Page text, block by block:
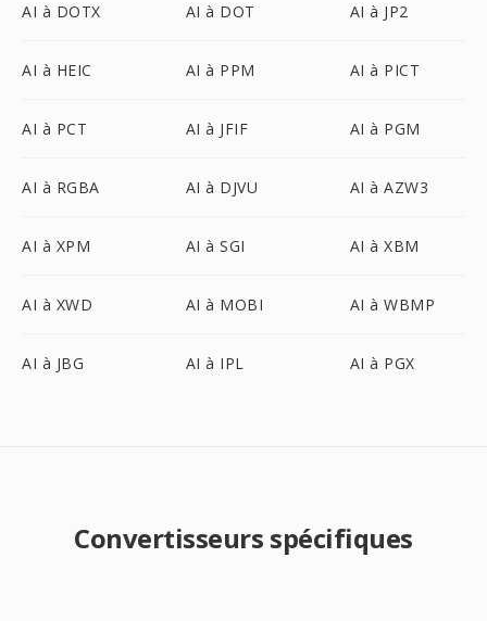
AI à DOTX AI à DOT AI à JP2
AI à HEIC AI à PPM AI à PICT
AI à PCT AI à JFIF AI à PGM
AI à RGBA AI à DJVU AI à AZW3
AI à XPM AI à SGI AI à XBM
AI à XWD AI à MOBI AI à WBMP
AI à JBG AI à IPL AI à PGX
Convertisseurs spécifiques